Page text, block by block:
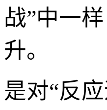
战”中一
升。
是对“反